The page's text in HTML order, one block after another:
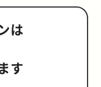
いにより価格が上昇する
高いでしょう。 25年ルール
るエキスパートの魅力 25
何といってもその実用性
久性に集約されます。エ
は、ビジネスシーンでの
。 また、PHEVのほうが
ガソリンの使用量をさら
す。近場への移動であれ
動車のように使用するこ
す。 ハイブリッド車のメ
イブリッド車には以下のよ
クリーナーで
面にフ
侵食し、白く変色する ・
ナーで取り除く ・コンパ
を磨く クレーター
燥して縮み、塗装面が凹む
交換しましょう。交換は
能ですが、車種専用形状
イズ違いによるズレに気
ください。 確実に直して雨
ためには、ディーラーや
契約車両が台風
害に遭った など ※1：
が確認できる場合のみ 交
原因と対処法、気になる
の記事を読めば、ご自身
、安心して専門工場に相
ようになるでしょう。 【こ
かること】 ・クルマの電
は
す